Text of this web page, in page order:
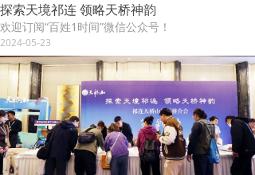
探索天境祁连 领略天桥神韵
欢迎订阅“百姓1时间”微信公众号！
2024-05-23